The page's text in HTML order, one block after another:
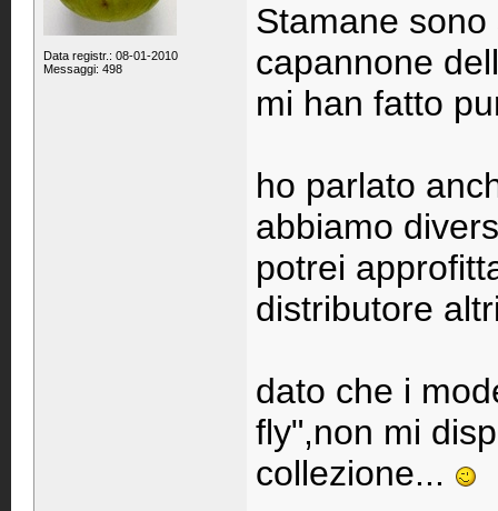
Data registr.: 08-01-2010
Messaggi: 498
Stamane
capannone
mi han fatto
ho parlato
abbiamo
potrei
distributore
dato che i
fly",non mi
collezione...